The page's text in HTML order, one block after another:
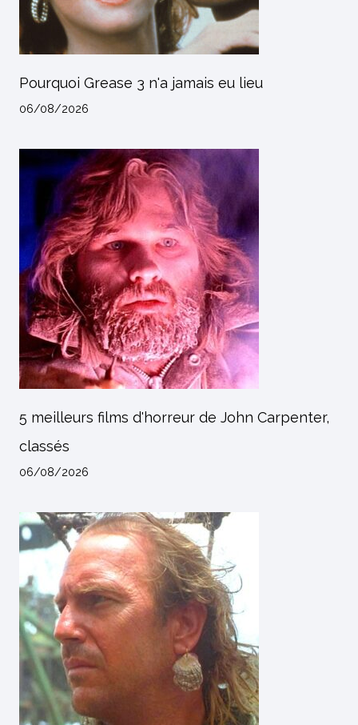
Pourquoi Grease 3 n'a jamais eu lieu
06/08/2026
5 meilleurs films d'horreur de John Carpenter,
classés
06/08/2026